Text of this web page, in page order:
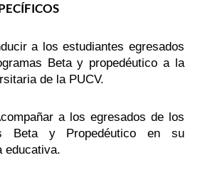
a los estudiantes egresados
Beta y propedéutico a la
de la PUCV.
a los egresados de los
Beta y Propedéutico en su
educativa.